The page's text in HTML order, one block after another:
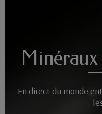
En direct du monde